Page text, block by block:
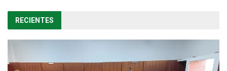
RECIENTES